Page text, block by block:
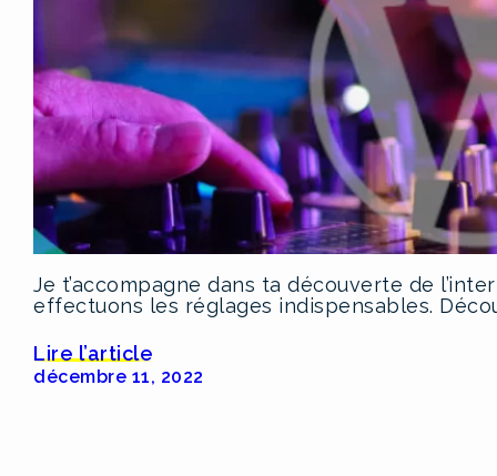
Je t’accompagne dans ta découverte de
effectuons les réglages indispensables.
Lire l’article
décembre 11, 2022